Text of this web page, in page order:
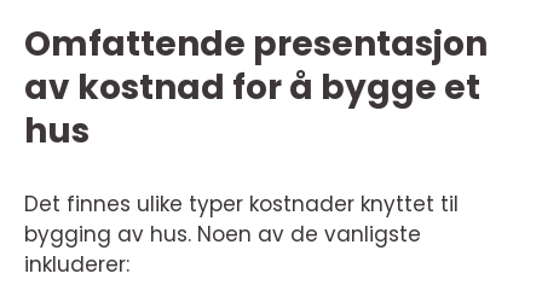
Omfattende presentasjon
av kostnad for å bygge et
hus
Det finnes ulike typer kostnader knyttet til
bygging av hus. Noen av de vanligste
inkluderer: